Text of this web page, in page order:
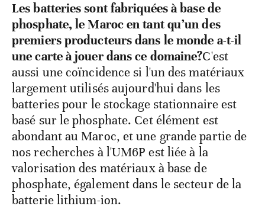
Les batteries sont fabriquées à base de
phosphate, le Maroc en tant qu’un des
premiers producteurs dans le monde a-t-il
une carte à jouer dans ce domaine?C'est
aussi une coïncidence si l'un des matériaux
largement utilisés aujourd'hui dans les
batteries pour le stockage stationnaire est
basé sur le phosphate. Cet élément est
abondant au Maroc, et une grande partie de
nos recherches à l'UM6P est liée à la
valorisation des matériaux à base de
phosphate, également dans le secteur de la
batterie lithium-ion.